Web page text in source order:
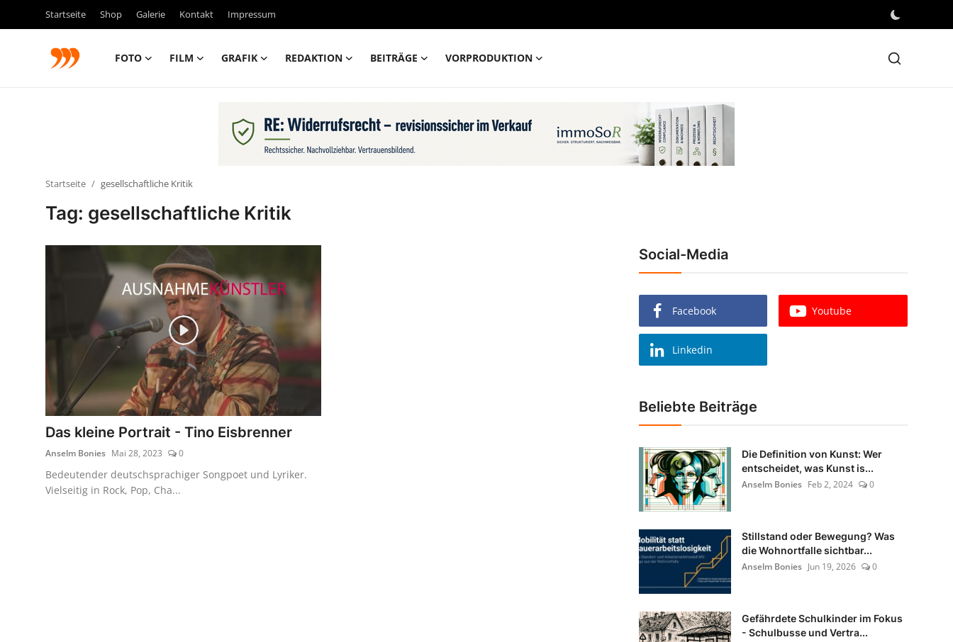
Startseite Shop Galerie Kontakt Impressum
FOTO FILM GRAFIK REDAKTION BEITRÄGE VORPRODUKTION
Startseite gesellschaftliche Kritik
Tag: gesellschaftliche Kritik
Das kleine Portrait - Tino Eisbrenner
Anselm Bonies Mai 28, 2023 0
Bedeutender deutschsprachiger Songpoet und Lyriker.
Vielseitig in Rock, Pop, Cha...
Social-Media
Facebook Youtube
Linkedin
Beliebte Beiträge
Die Definition von Kunst: Wer
entscheidet, was Kunst is...
Anselm Bonies Feb 2, 2024 0
Stillstand oder Bewegung? Was
die Wohnortfalle sichtbar...
Anselm Bonies Jun 19, 2026 0
Gefährdete Schulkinder im Fokus
- Schulbusse und Vertra...